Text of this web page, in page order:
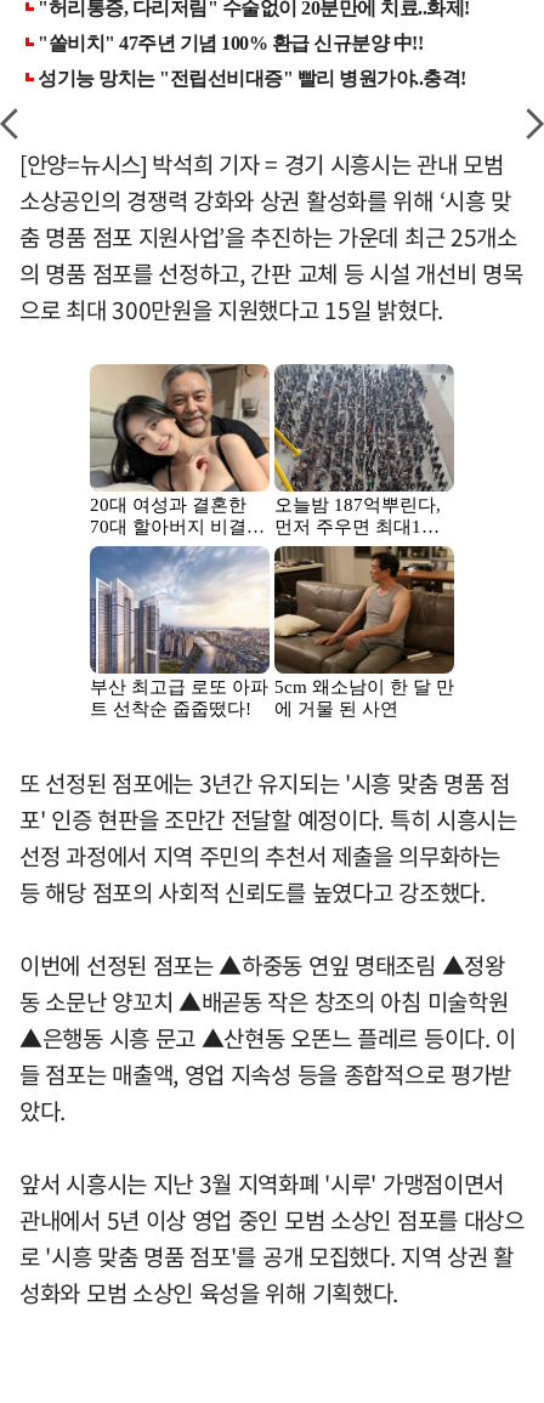
[안양=뉴시스] 박석희 기자 = 경기 시흥시는 관내 모범
소상공인의 경쟁력 강화와 상권 활성화를 위해 ‘시흥 맞
춤 명품 점포 지원사업’을 추진하는 가운데 최근 25개소
의 명품 점포를 선정하고, 간판 교체 등 시설 개선비 명목
으로 최대 300만원을 지원했다고 15일 밝혔다.
또 선정된 점포에는 3년간 유지되는 '시흥 맞춤 명품 점
포' 인증 현판을 조만간 전달할 예정이다. 특히 시흥시는
선정 과정에서 지역 주민의 추천서 제출을 의무화하는
등 해당 점포의 사회적 신뢰도를 높였다고 강조했다.
이번에 선정된 점포는 ▲하중동 연잎 명태조림 ▲정왕
동 소문난 양꼬치 ▲배곧동 작은 창조의 아침 미술학원
▲은행동 시흥 문고 ▲산현동 오똔느 플레르 등이다. 이
들 점포는 매출액, 영업 지속성 등을 종합적으로 평가받
았다.
앞서 시흥시는 지난 3월 지역화폐 '시루' 가맹점이면서
관내에서 5년 이상 영업 중인 모범 소상인 점포를 대상으
로 '시흥 맞춤 명품 점포'를 공개 모집했다. 지역 상권 활
성화와 모범 소상인 육성을 위해 기획했다.